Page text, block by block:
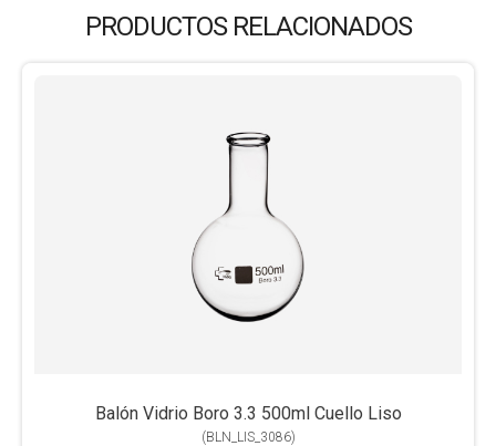
PRODUCTOS RELACIONADOS
Balón Vidrio Boro 3.3 500ml Cuello Liso
(BLN_LIS_3086)